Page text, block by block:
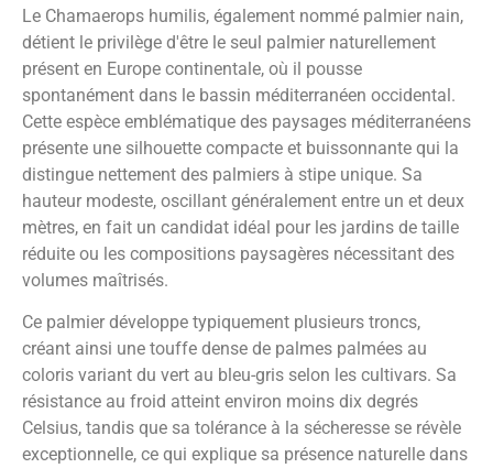
Le Chamaerops humilis, également nommé palmier nain,
détient le privilège d'être le seul palmier naturellement
présent en Europe continentale, où il pousse
spontanément dans le bassin méditerranéen occidental.
Cette espèce emblématique des paysages méditerranéens
présente une silhouette compacte et buissonnante qui la
distingue nettement des palmiers à stipe unique. Sa
hauteur modeste, oscillant généralement entre un et deux
mètres, en fait un candidat idéal pour les jardins de taille
réduite ou les compositions paysagères nécessitant des
volumes maîtrisés.
Ce palmier développe typiquement plusieurs troncs,
créant ainsi une touffe dense de palmes palmées au
coloris variant du vert au bleu-gris selon les cultivars. Sa
résistance au froid atteint environ moins dix degrés
Celsius, tandis que sa tolérance à la sécheresse se révèle
exceptionnelle, ce qui explique sa présence naturelle dans